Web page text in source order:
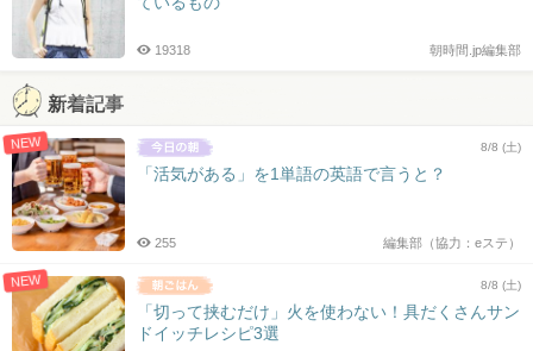
朝時間.jp編集部
19318
新着記事
NEW 8/8 (土)
「活気がある」を1単語の英語で言うと？
編集部（協力：eステ）
255
NEW 8/8 (土)
「切って挟むだけ」火を使わない！具だくさんサン
ドイッチレシピ3選